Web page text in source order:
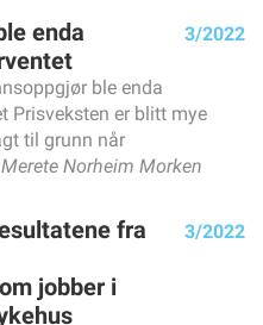
faglig kompetanseheving
for pasientene
høreapparat?
også er en
inn sko til oss?
bare ønsker
enda
3/2022
ble enda
Prisveksten er blitt mye
til grunn når
Merete Norheim Morken
fra
jobber i
3/2022